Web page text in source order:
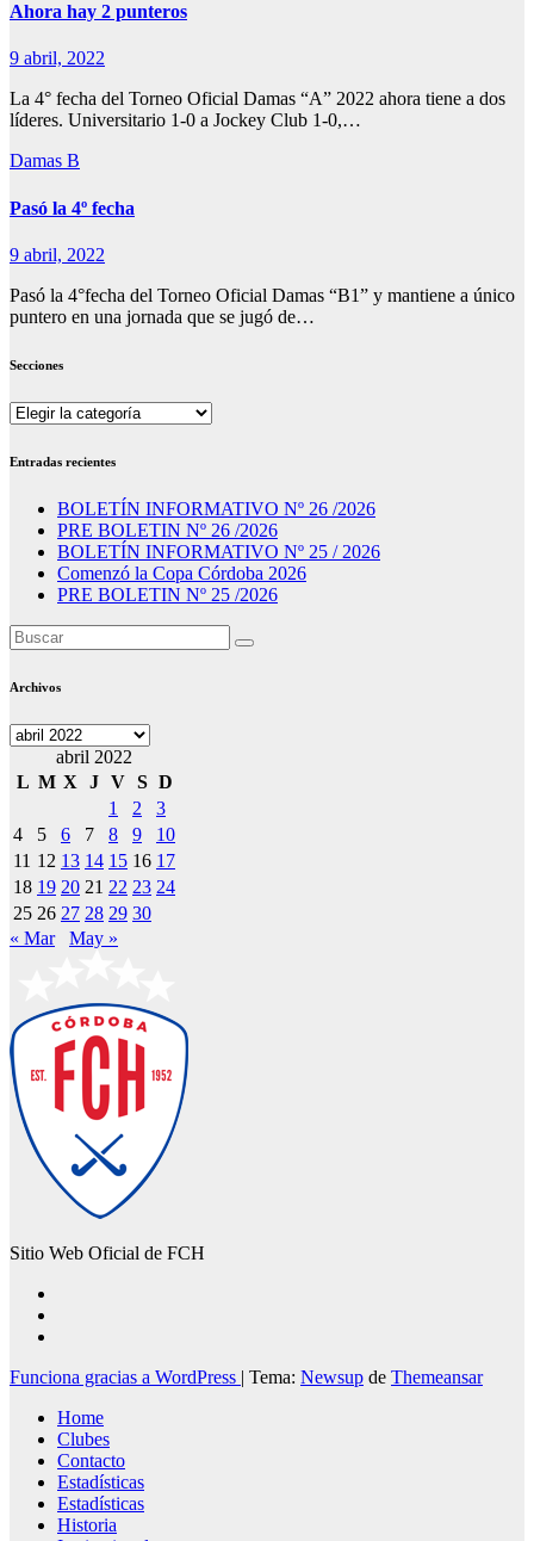
Ahora hay 2 punteros
9 abril, 2022
La 4° fecha del Torneo Oficial Damas “A” 2022 ahora tiene a dos
líderes. Universitario 1-0 a Jockey Club 1-0,…
Damas B
Pasó la 4º fecha
9 abril, 2022
Pasó la 4°fecha del Torneo Oficial Damas “B1” y mantiene a único
puntero en una jornada que se jugó de…
Secciones
Secciones
Entradas recientes
BOLETÍN INFORMATIVO Nº 26 /2026
PRE BOLETIN Nº 26 /2026
BOLETÍN INFORMATIVO Nº 25 / 2026
Comenzó la Copa Córdoba 2026
PRE BOLETIN Nº 25 /2026
Archivos
Archivos
abril 2022
L M X J V S D
1
2
3
4
5 6 7 8 9
10
11 12 13 14 15 16 17
18 19 20 21 22 23 24
25 26 27 28 29 30
« Mar
May »
Sitio Web Oficial de FCH
Funciona gracias a WordPress | Tema: Newsup de Themeansar
Home
Clubes
Contacto
Estadísticas
Estadísticas
Historia